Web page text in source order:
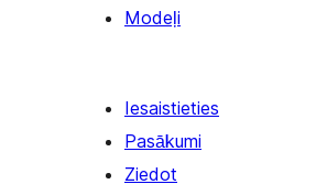
Modeļi
Iesaistieties
Pasākumi
Ziedot